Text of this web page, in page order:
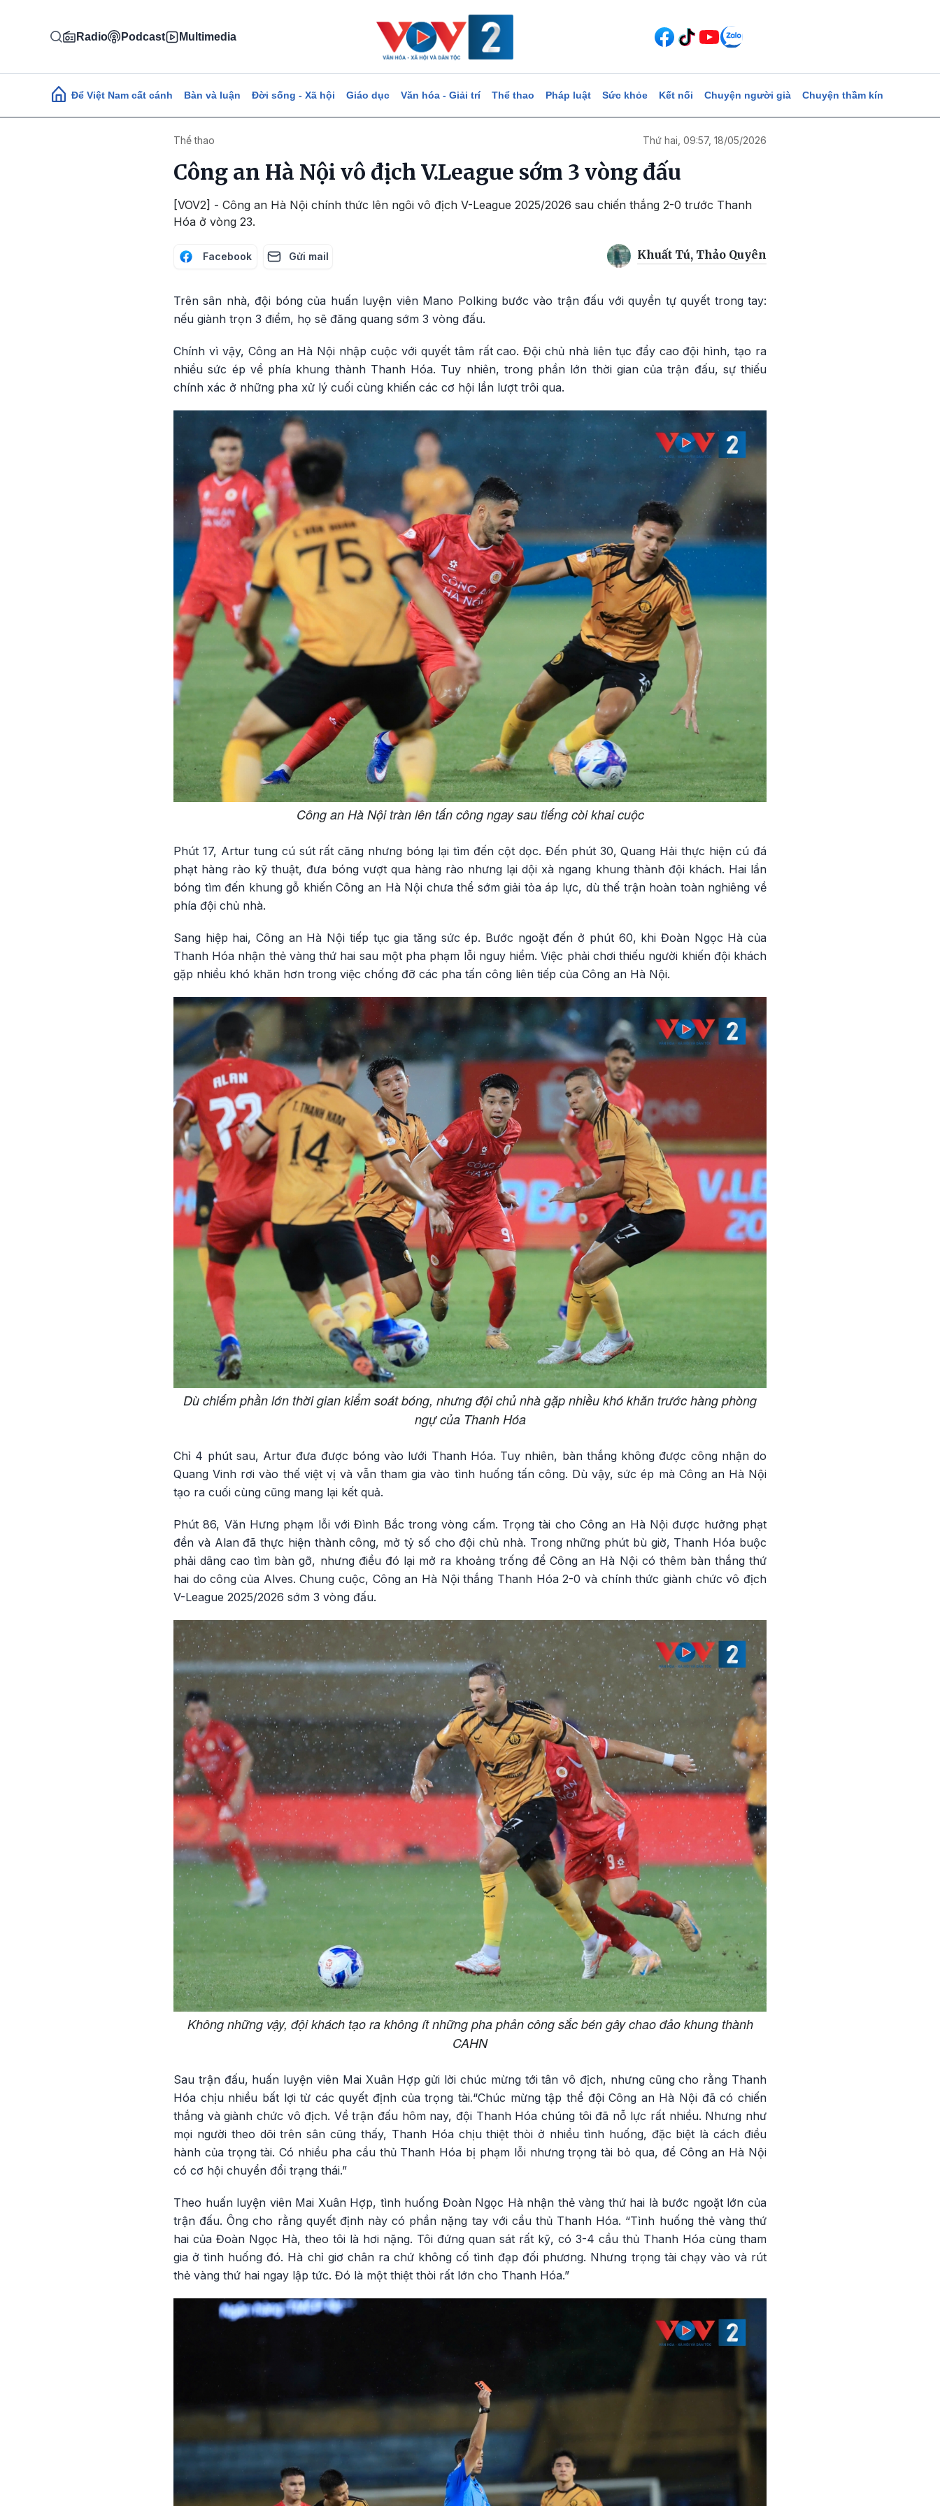
Radio Podcast Multimedia
Main navigation
Để Việt Nam cất cánh Bàn và luận Đời sống - Xã hội Giáo dục Văn hóa - Giải trí Thể thao Pháp luật Sức khỏe Kết nối Chuyện người già Chuyện thầm kín
Thể thao Thứ hai, 09:57, 18/05/2026
Công an Hà Nội vô địch V.League sớm 3 vòng đấu
[VOV2] - Công an Hà Nội chính thức lên ngôi vô địch V-League 2025/2026 sau chiến thắng 2-0 trước Thanh
Hóa ở vòng 23.
Facebook Gửi mail Khuất Tú, Thảo Quyên
Trên sân nhà, đội bóng của huấn luyện viên Mano Polking bước vào trận đấu với quyền tự quyết trong tay:
nếu giành trọn 3 điểm, họ sẽ đăng quang sớm 3 vòng đấu.
Chính vì vậy, Công an Hà Nội nhập cuộc với quyết tâm rất cao. Đội chủ nhà liên tục đẩy cao đội hình, tạo ra
nhiều sức ép về phía khung thành Thanh Hóa. Tuy nhiên, trong phần lớn thời gian của trận đấu, sự thiếu
chính xác ở những pha xử lý cuối cùng khiến các cơ hội lần lượt trôi qua.
Công an Hà Nội tràn lên tấn công ngay sau tiếng còi khai cuộc
Phút 17, Artur tung cú sút rất căng nhưng bóng lại tìm đến cột dọc. Đến phút 30, Quang Hải thực hiện cú đá
phạt hàng rào kỹ thuật, đưa bóng vượt qua hàng rào nhưng lại dội xà ngang khung thành đội khách. Hai lần
bóng tìm đến khung gỗ khiến Công an Hà Nội chưa thể sớm giải tỏa áp lực, dù thế trận hoàn toàn nghiêng về
phía đội chủ nhà.
Sang hiệp hai, Công an Hà Nội tiếp tục gia tăng sức ép. Bước ngoặt đến ở phút 60, khi Đoàn Ngọc Hà của
Thanh Hóa nhận thẻ vàng thứ hai sau một pha phạm lỗi nguy hiểm. Việc phải chơi thiếu người khiến đội khách
gặp nhiều khó khăn hơn trong việc chống đỡ các pha tấn công liên tiếp của Công an Hà Nội.
Dù chiếm phần lớn thời gian kiểm soát bóng, nhưng đội chủ nhà gặp nhiều khó khăn trước hàng phòng
ngự của Thanh Hóa
Chỉ 4 phút sau, Artur đưa được bóng vào lưới Thanh Hóa. Tuy nhiên, bàn thắng không được công nhận do
Quang Vinh rơi vào thế việt vị và vẫn tham gia vào tình huống tấn công. Dù vậy, sức ép mà Công an Hà Nội
tạo ra cuối cùng cũng mang lại kết quả.
Phút 86, Văn Hưng phạm lỗi với Đình Bắc trong vòng cấm. Trọng tài cho Công an Hà Nội được hưởng phạt
đền và Alan đã thực hiện thành công, mở tỷ số cho đội chủ nhà. Trong những phút bù giờ, Thanh Hóa buộc
phải dâng cao tìm bàn gỡ, nhưng điều đó lại mở ra khoảng trống để Công an Hà Nội có thêm bàn thắng thứ
hai do công của Alves. Chung cuộc, Công an Hà Nội thắng Thanh Hóa 2-0 và chính thức giành chức vô địch
V-League 2025/2026 sớm 3 vòng đấu.
Không những vậy, đội khách tạo ra không ít những pha phản công sắc bén gây chao đảo khung thành
CAHN
Sau trận đấu, huấn luyện viên Mai Xuân Hợp gửi lời chúc mừng tới tân vô địch, nhưng cũng cho rằng Thanh
Hóa chịu nhiều bất lợi từ các quyết định của trọng tài.“Chúc mừng tập thể đội Công an Hà Nội đã có chiến
thắng và giành chức vô địch. Về trận đấu hôm nay, đội Thanh Hóa chúng tôi đã nỗ lực rất nhiều. Nhưng như
mọi người theo dõi trên sân cũng thấy, Thanh Hóa chịu thiệt thòi ở nhiều tình huống, đặc biệt là cách điều
hành của trọng tài. Có nhiều pha cầu thủ Thanh Hóa bị phạm lỗi nhưng trọng tài bỏ qua, để Công an Hà Nội
có cơ hội chuyển đổi trạng thái.”
Theo huấn luyện viên Mai Xuân Hợp, tình huống Đoàn Ngọc Hà nhận thẻ vàng thứ hai là bước ngoặt lớn của
trận đấu. Ông cho rằng quyết định này có phần nặng tay với cầu thủ Thanh Hóa. “Tình huống thẻ vàng thứ
hai của Đoàn Ngọc Hà, theo tôi là hơi nặng. Tôi đứng quan sát rất kỹ, có 3-4 cầu thủ Thanh Hóa cùng tham
gia ở tình huống đó. Hà chỉ giơ chân ra chứ không cố tình đạp đối phương. Nhưng trọng tài chạy vào và rút
thẻ vàng thứ hai ngay lập tức. Đó là một thiệt thòi rất lớn cho Thanh Hóa.”